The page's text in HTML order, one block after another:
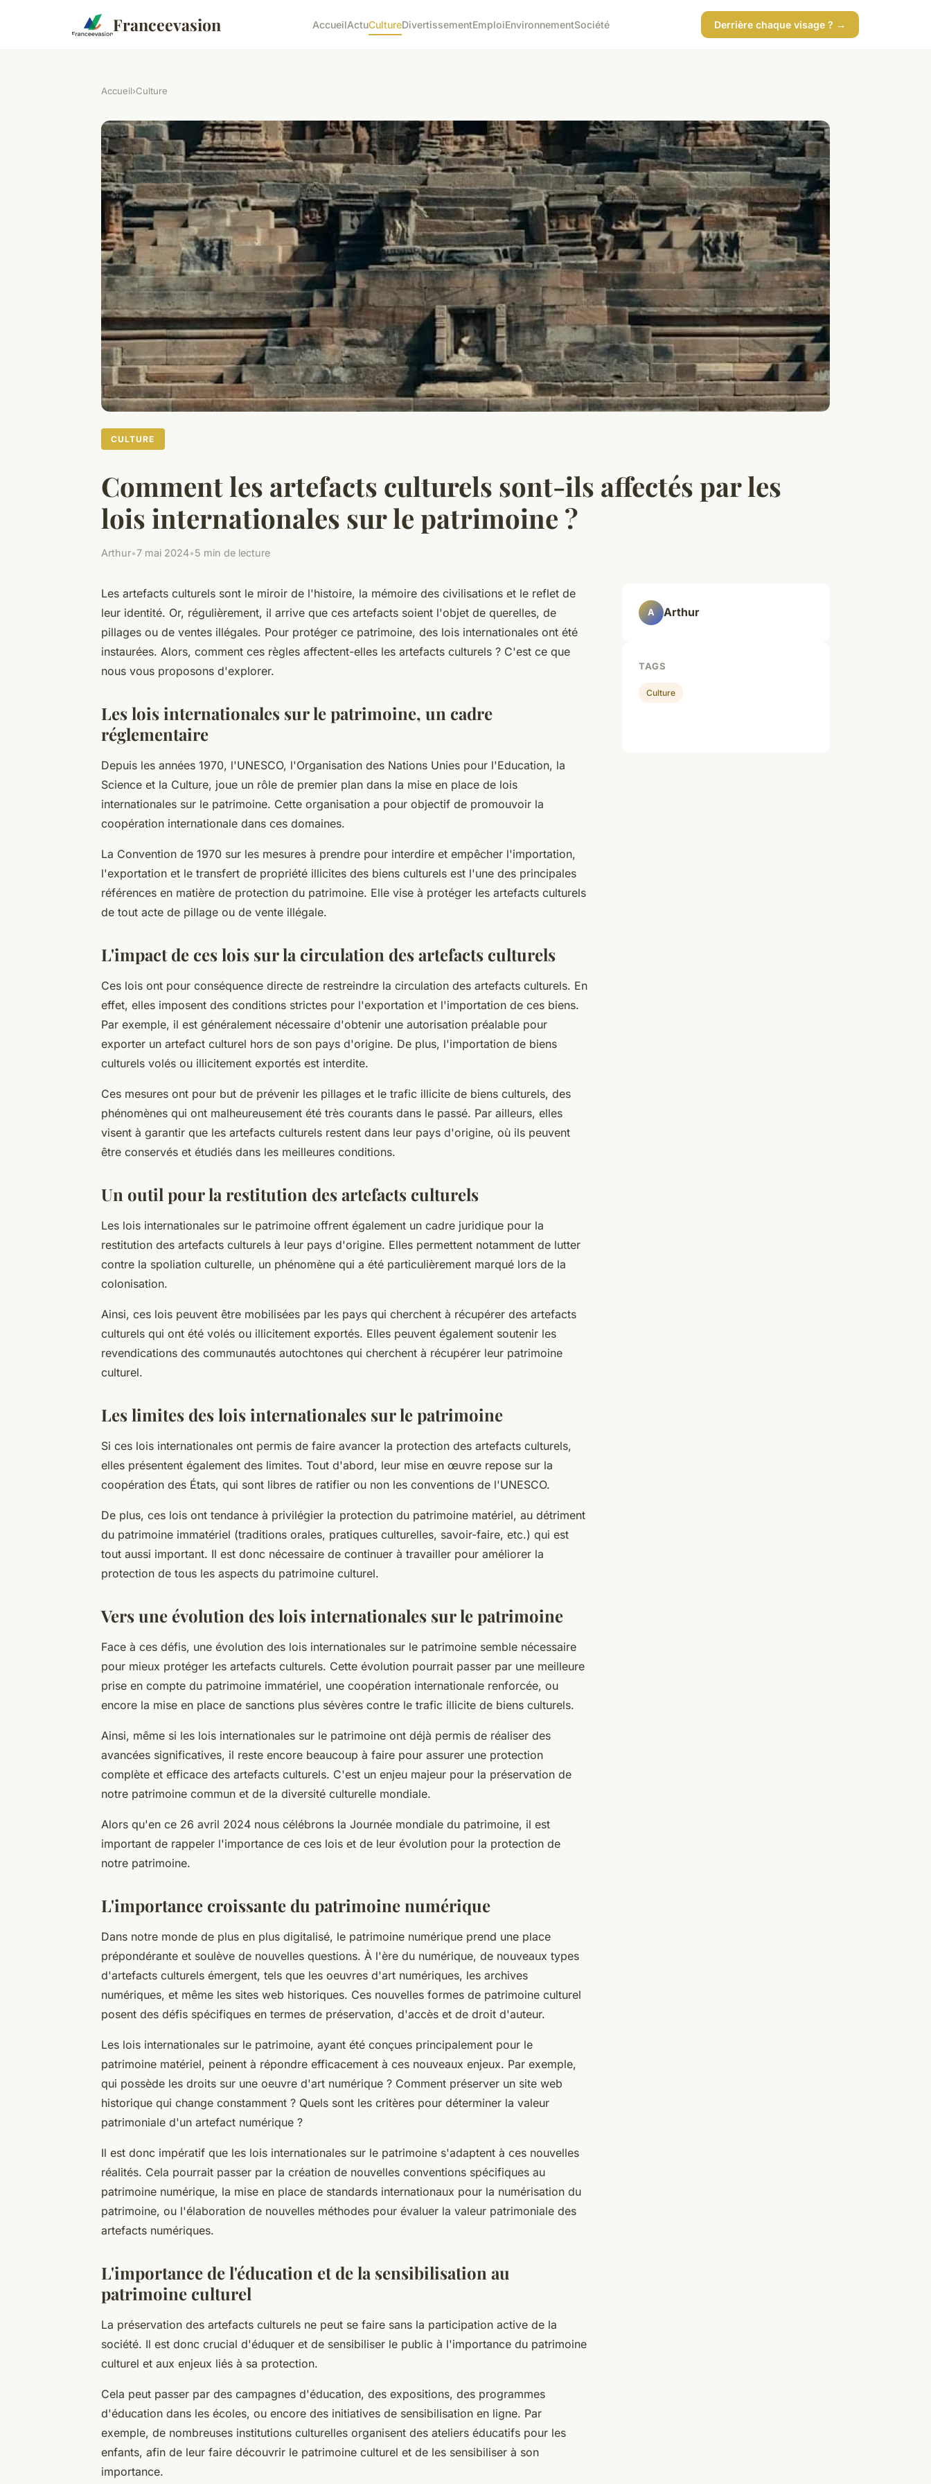
Franceevasion AccueilActuCultureDivertissementEmploiEnvironnementSociété Derrière chaque visage ? →
Accueil›Culture
CULTURE
Comment les artefacts culturels sont-ils affectés par les
lois internationales sur le patrimoine ?
Arthur•7 mai 2024•5 min de lecture
Les artefacts culturels sont le miroir de l'histoire, la mémoire des civilisations et le reflet de
leur identité. Or, régulièrement, il arrive que ces artefacts soient l'objet de querelles, de
pillages ou de ventes illégales. Pour protéger ce patrimoine, des lois internationales ont été
instaurées. Alors, comment ces règles affectent-elles les artefacts culturels ? C'est ce que
nous vous proposons d'explorer.
Les lois internationales sur le patrimoine, un cadre
réglementaire
Depuis les années 1970, l'UNESCO, l'Organisation des Nations Unies pour l'Education, la
Science et la Culture, joue un rôle de premier plan dans la mise en place de lois
internationales sur le patrimoine. Cette organisation a pour objectif de promouvoir la
coopération internationale dans ces domaines.
La Convention de 1970 sur les mesures à prendre pour interdire et empêcher l'importation,
l'exportation et le transfert de propriété illicites des biens culturels est l'une des principales
références en matière de protection du patrimoine. Elle vise à protéger les artefacts culturels
de tout acte de pillage ou de vente illégale.
L'impact de ces lois sur la circulation des artefacts culturels
Ces lois ont pour conséquence directe de restreindre la circulation des artefacts culturels. En
effet, elles imposent des conditions strictes pour l'exportation et l'importation de ces biens.
Par exemple, il est généralement nécessaire d'obtenir une autorisation préalable pour
exporter un artefact culturel hors de son pays d'origine. De plus, l'importation de biens
culturels volés ou illicitement exportés est interdite.
Ces mesures ont pour but de prévenir les pillages et le trafic illicite de biens culturels, des
phénomènes qui ont malheureusement été très courants dans le passé. Par ailleurs, elles
visent à garantir que les artefacts culturels restent dans leur pays d'origine, où ils peuvent
être conservés et étudiés dans les meilleures conditions.
Un outil pour la restitution des artefacts culturels
Les lois internationales sur le patrimoine offrent également un cadre juridique pour la
restitution des artefacts culturels à leur pays d'origine. Elles permettent notamment de lutter
contre la spoliation culturelle, un phénomène qui a été particulièrement marqué lors de la
colonisation.
Ainsi, ces lois peuvent être mobilisées par les pays qui cherchent à récupérer des artefacts
culturels qui ont été volés ou illicitement exportés. Elles peuvent également soutenir les
revendications des communautés autochtones qui cherchent à récupérer leur patrimoine
culturel.
Les limites des lois internationales sur le patrimoine
Si ces lois internationales ont permis de faire avancer la protection des artefacts culturels,
elles présentent également des limites. Tout d'abord, leur mise en œuvre repose sur la
coopération des États, qui sont libres de ratifier ou non les conventions de l'UNESCO.
De plus, ces lois ont tendance à privilégier la protection du patrimoine matériel, au détriment
du patrimoine immatériel (traditions orales, pratiques culturelles, savoir-faire, etc.) qui est
tout aussi important. Il est donc nécessaire de continuer à travailler pour améliorer la
protection de tous les aspects du patrimoine culturel.
Vers une évolution des lois internationales sur le patrimoine
Face à ces défis, une évolution des lois internationales sur le patrimoine semble nécessaire
pour mieux protéger les artefacts culturels. Cette évolution pourrait passer par une meilleure
prise en compte du patrimoine immatériel, une coopération internationale renforcée, ou
encore la mise en place de sanctions plus sévères contre le trafic illicite de biens culturels.
Ainsi, même si les lois internationales sur le patrimoine ont déjà permis de réaliser des
avancées significatives, il reste encore beaucoup à faire pour assurer une protection
complète et efficace des artefacts culturels. C'est un enjeu majeur pour la préservation de
notre patrimoine commun et de la diversité culturelle mondiale.
Alors qu'en ce 26 avril 2024 nous célébrons la Journée mondiale du patrimoine, il est
important de rappeler l'importance de ces lois et de leur évolution pour la protection de
notre patrimoine.
L'importance croissante du patrimoine numérique
Dans notre monde de plus en plus digitalisé, le patrimoine numérique prend une place
prépondérante et soulève de nouvelles questions. À l'ère du numérique, de nouveaux types
d'artefacts culturels émergent, tels que les oeuvres d'art numériques, les archives
numériques, et même les sites web historiques. Ces nouvelles formes de patrimoine culturel
posent des défis spécifiques en termes de préservation, d'accès et de droit d'auteur.
Les lois internationales sur le patrimoine, ayant été conçues principalement pour le
patrimoine matériel, peinent à répondre efficacement à ces nouveaux enjeux. Par exemple,
qui possède les droits sur une oeuvre d'art numérique ? Comment préserver un site web
historique qui change constamment ? Quels sont les critères pour déterminer la valeur
patrimoniale d'un artefact numérique ?
Il est donc impératif que les lois internationales sur le patrimoine s'adaptent à ces nouvelles
réalités. Cela pourrait passer par la création de nouvelles conventions spécifiques au
patrimoine numérique, la mise en place de standards internationaux pour la numérisation du
patrimoine, ou l'élaboration de nouvelles méthodes pour évaluer la valeur patrimoniale des
artefacts numériques.
L'importance de l'éducation et de la sensibilisation au
patrimoine culturel
La préservation des artefacts culturels ne peut se faire sans la participation active de la
société. Il est donc crucial d'éduquer et de sensibiliser le public à l'importance du patrimoine
culturel et aux enjeux liés à sa protection.
Cela peut passer par des campagnes d'éducation, des expositions, des programmes
d'éducation dans les écoles, ou encore des initiatives de sensibilisation en ligne. Par
exemple, de nombreuses institutions culturelles organisent des ateliers éducatifs pour les
enfants, afin de leur faire découvrir le patrimoine culturel et de les sensibiliser à son
importance.
A Arthur
TAGS
Culture